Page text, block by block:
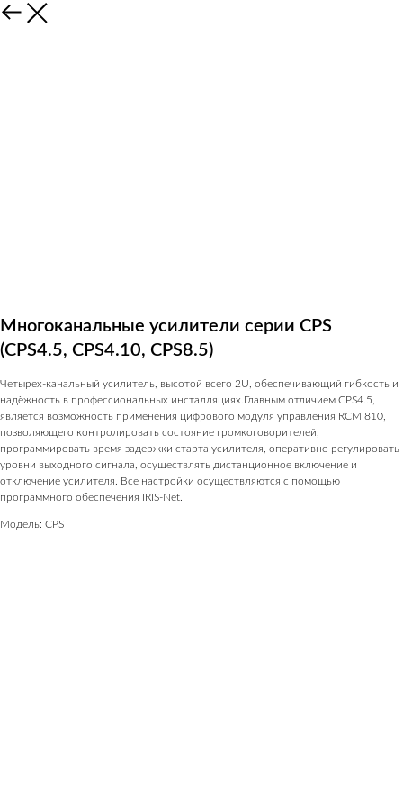
Многоканальные усилители серии CPS
(CPS4.5, CPS4.10, CPS8.5)
Четырех-канальный усилитель, высотой всего 2U, обеспечивающий гибкость и
надёжность в профессиональных инсталляциях.Главным отличием CPS4.5,
является возможность применения цифрового модуля управления RCM 810,
позволяющего контролировать состояние громкоговорителей,
программировать время задержки старта усилителя, оперативно регулировать
уровни выходного сигнала, осуществлять дистанционное включение и
отключение усилителя. Все настройки осуществляются с помощью
программного обеспечения IRIS-Net.
Модель: CPS